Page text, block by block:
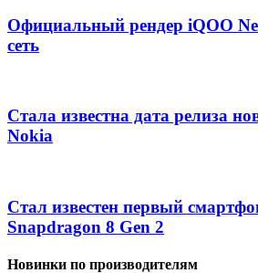
Официальный рендер iQOO
сеть
Стала известна дата релиза
Nokia
Стал известен первый
Snapdragon 8 Gen 2
Новинки по производителям